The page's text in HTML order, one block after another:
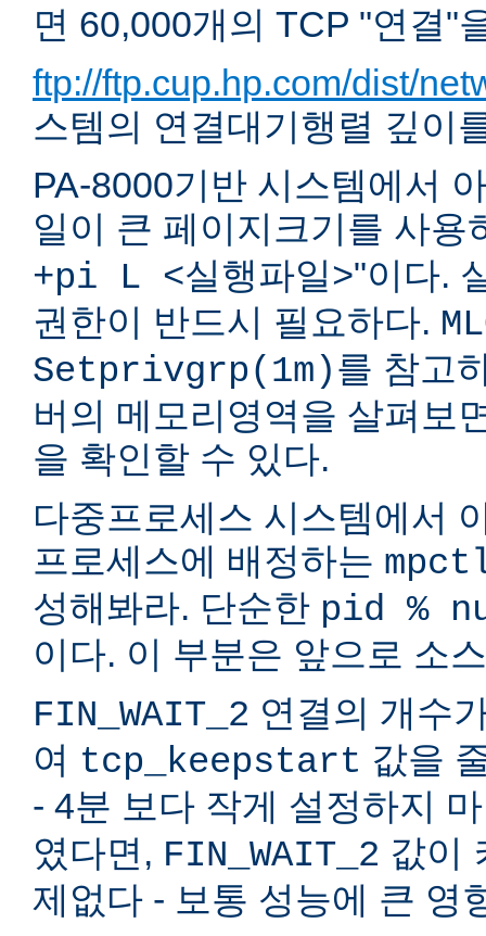
면 60,000개의 TCP "연결"
ftp://ftp.cup.hp.com/dist/
스템의 연결대기행렬 깊이
PA-8000기반 시스템에서
일이 큰 페이지크기를 사
+pi L <실행파일>"이다.
권한이 반드시 필요하다.
Setprivgrp(1m)를 참고
버의 메모리영역을 살펴보
을 확인할 수 있다.
다중프로세스 시스템에서
프로세스에 배정하는
성해봐라. 단순한 pid %
이다. 이 부분은 앞으로 소
FIN_WAIT_2 연결의 개수
여 tcp_keepstart 값을
- 4분 보다 작게 설정하지
였다면, FIN_WAIT_2 값이
제없다 - 보통 성능에 큰 영